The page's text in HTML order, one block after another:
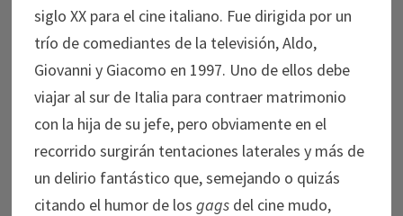
siglo XX para el cine italiano. Fue dirigida por un
trío de comediantes de la televisión, Aldo,
Giovanni y Giacomo en 1997. Uno de ellos debe
viajar al sur de Italia para contraer matrimonio
con la hija de su jefe, pero obviamente en el
recorrido surgirán tentaciones laterales y más de
un delirio fantástico que, semejando o quizás
citando el humor de los gagsdel cine mudo,